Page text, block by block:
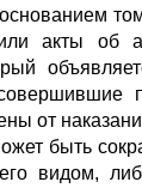
акты об
от
быть
видом,